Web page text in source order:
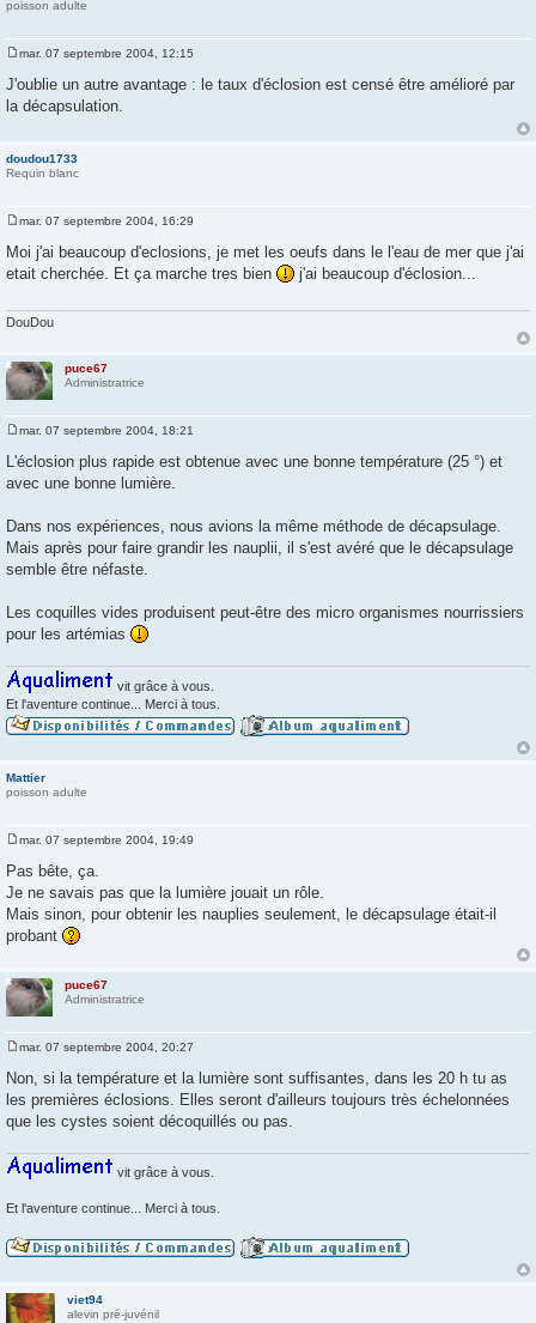
poisson adulte
e
s
s
mar. 07 septembre 2004, 12:15
J'oublie un autre avantage : le taux d'éclosion est censé être amélioré par
la décapsulation.
doudou1733
Requin blanc
e
s
s
e
mar. 07 septembre 2004, 16:29
Moi j'ai beaucoup d'eclosions, je met les oeufs dans le l'eau de mer que j'ai
etait cherchée. Et ça marche tres bien
j'ai beaucoup d'éclosion...
DouDou
puce67
Administratrice
e
s
s
e
mar. 07 septembre 2004, 18:21
L'éclosion plus rapide est obtenue avec une bonne température (25 °) et
avec une bonne lumière.
Dans nos expériences, nous avions la même méthode de décapsulage.
Mais après pour faire grandir les nauplii, il s'est avéré que le décapsulage
semble être néfaste.
Les coquilles vides produisent peut-être des micro organismes nourrissiers
pour les artémias
vit grâce à vous.
Et l'aventure continue... Merci à tous.
Mattier
poisson adulte
s
s
g
e
mar. 07 septembre 2004, 19:49
Pas bête, ça.
Je ne savais pas que la lumière jouait un rôle.
Mais sinon, pour obtenir les nauplies seulement, le décapsulage était-il
probant
puce67
Administratrice
s
s
g
mar. 07 septembre 2004, 20:27
Non, si la température et la lumière sont suffisantes, dans les 20 h tu as
les premières éclosions. Elles seront d'ailleurs toujours très échelonnées
que les cystes soient décoquillés ou pas.
vit grâce à vous.
Et l'aventure continue... Merci à tous.
viet94
alevin pré-juvénil